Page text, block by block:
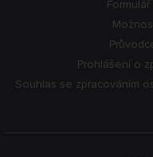
Prohlášení o
Souhlas se zpracováním